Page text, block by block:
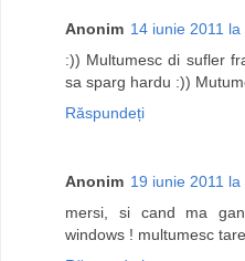
Anonim 14 iunie 2011 la
:)) Multumesc di sufler
sa sparg hardu :))
Răspundeți
Anonim 19 iunie 2011 la
mersi, si cand ma
windows ! multumesc